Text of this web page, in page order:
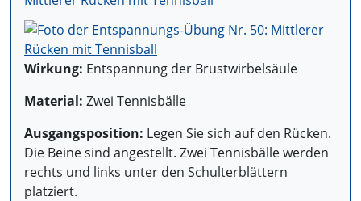
Wirkung: Entspannung der Brustwirbelsäule
Material: Zwei Tennisbälle
Ausgangsposition: Legen Sie sich auf den Rücken.
Die Beine sind angestellt. Zwei Tennisbälle werden
rechts und links unter den Schulterblättern
platziert.